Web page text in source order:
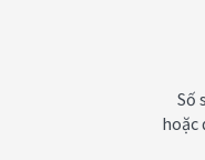
Số
hoặc